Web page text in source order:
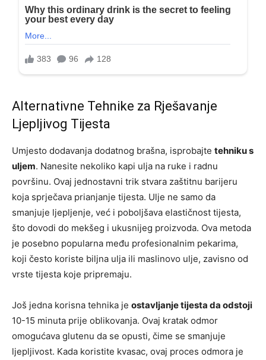
Alternativne Tehnike za Rješavanje
Ljepljivog Tijesta
Umjesto dodavanja dodatnog brašna, isprobajte tehniku s
uljem. Nanesite nekoliko kapi ulja na ruke i radnu
površinu. Ovaj jednostavni trik stvara zaštitnu barijeru
koja sprječava prianjanje tijesta. Ulje ne samo da
smanjuje ljepljenje, već i poboljšava elastičnost tijesta,
što dovodi do mekšeg i ukusnijeg proizvoda. Ova metoda
je posebno popularna među profesionalnim pekarima,
koji često koriste biljna ulja ili maslinovo ulje, zavisno od
vrste tijesta koje pripremaju.
Još jedna korisna tehnika je ostavljanje tijesta da odstoji
10-15 minuta prije oblikovanja. Ovaj kratak odmor
omogućava glutenu da se opusti, čime se smanjuje
ljepljivost. Kada koristite kvasac, ovaj proces odmora je